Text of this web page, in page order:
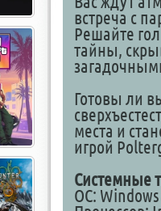
встреча с
Решайте
тайны,
Готовы ли
места и
игрой
Системные
ОС: